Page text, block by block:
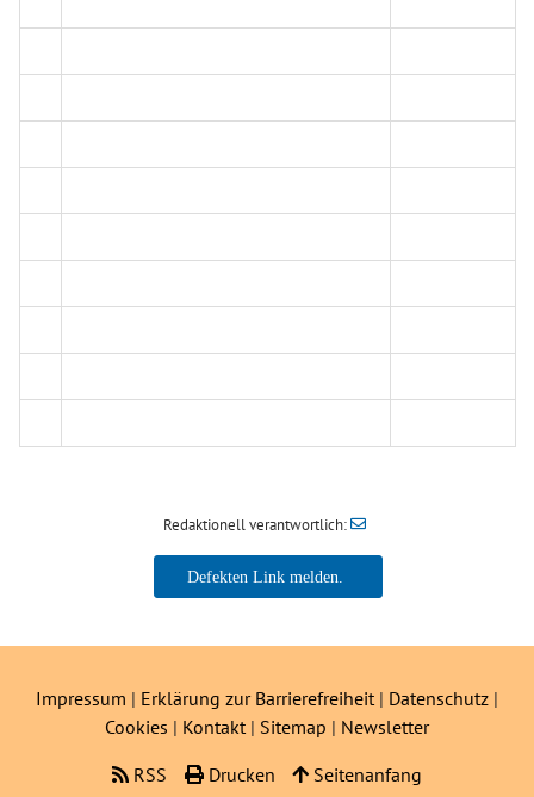
Redaktionell verantwortlich:
Impressum | Erklärung zur Barrierefreiheit | Datenschutz |
Cookies | Kontakt | Sitemap | Newsletter
RSS
Drucken Seitenanfang